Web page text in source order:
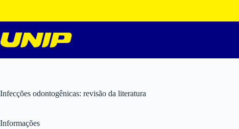
o
conteúdo
Infecções odontogênicas: revisão da literatura
Informações